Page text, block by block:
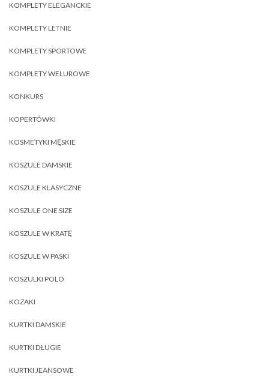
KOMPLETY ELEGANCKIE
KOMPLETY LETNIE
KOMPLETY SPORTOWE
KOMPLETY WELUROWE
KONKURS
KOPERTÓWKI
KOSMETYKI MĘSKIE
KOSZULE DAMSKIE
KOSZULE KLASYCZNE
KOSZULE ONE SIZE
KOSZULE W KRATĘ
KOSZULE W PASKI
KOSZULKI POLO
KOZAKI
KURTKI DAMSKIE
KURTKI DŁUGIE
KURTKI JEANSOWE